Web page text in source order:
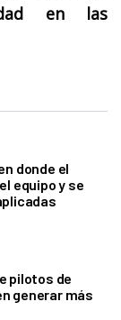
en las
donde el
equipo y se
pilotos de
generar más